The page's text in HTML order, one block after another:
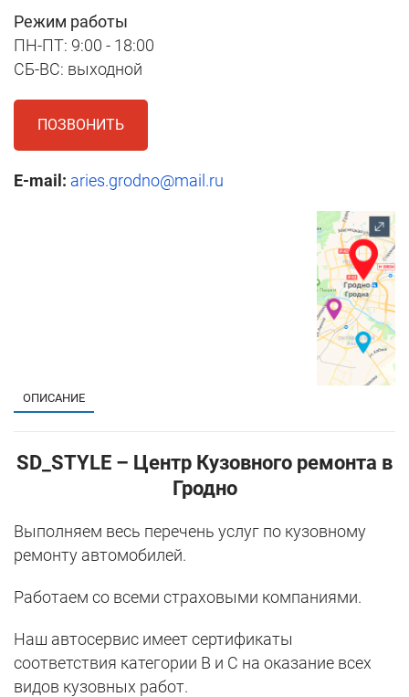
Режим работы
ПН-ПТ: 9:00 - 18:00
СБ-ВС: выходной
ПОЗВОНИТЬ
E-mail: aries.grodno@mail.ru
ОПИСАНИЕ
SD_STYLE – Центр Кузовного ремонта в
Гродно
Выполняем весь перечень услуг по кузовному
ремонту автомобилей.
Работаем со всеми страховыми компаниями.
Наш автосервис имеет сертификаты
соответствия категории В и С на оказание всех
видов кузовных работ.